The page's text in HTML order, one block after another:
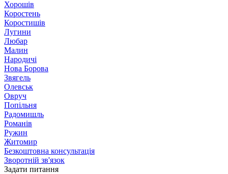
Хорошів
Коростень
Коростишів
Лугини
Любар
Малин
Народичі
Нова Борова
Звягель
Олевськ
Овруч
Попільня
Радомишль
Романів
Ружин
Житомир
Безкоштовна консультація
Зворотній зв'язок
Задати питання